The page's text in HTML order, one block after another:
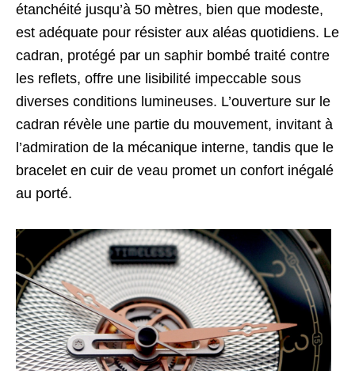
étanchéité jusqu’à 50 mètres, bien que modeste,
est adéquate pour résister aux aléas quotidiens. Le
cadran, protégé par un saphir bombé traité contre
les reflets, offre une lisibilité impeccable sous
diverses conditions lumineuses. L’ouverture sur le
cadran révèle une partie du mouvement, invitant à
l’admiration de la mécanique interne, tandis que le
bracelet en cuir de veau promet un confort inégalé
au porté.